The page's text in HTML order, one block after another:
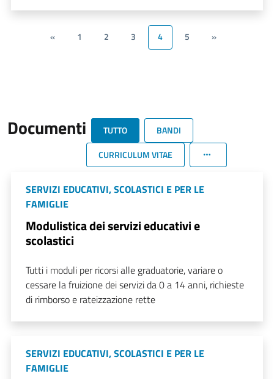
« 1 2 3 4 5 »
Documenti TUTTO
BANDI
CURRICULUM VITAE
SERVIZI EDUCATIVI, SCOLASTICI E PER LE
FAMIGLIE
Modulistica dei servizi educativi e
scolastici
Tutti i moduli per ricorsi alle graduatorie, variare o
cessare la fruizione dei servizi da 0 a 14 anni, richieste
di rimborso e rateizzazione rette
SERVIZI EDUCATIVI, SCOLASTICI E PER LE
FAMIGLIE